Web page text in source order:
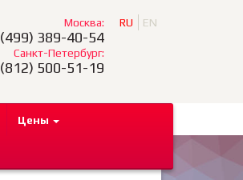
Москва:
(499) 389-40-54
Санкт-Петербург:
(812) 500-51-19
RU EN
Цены